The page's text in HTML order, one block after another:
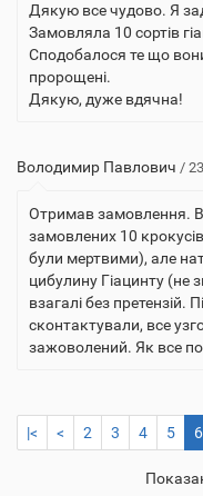
Дякую все чудово. Я
Замовляла 10 сортів
Сподобалося те що
пророщені.
Дякую, дуже вдячна!
Володимир Павлович /
Отримав замовлення.
замовлених 10
були мертвими), але
цибулину Гіацинту (не
взагалі без претензій.
сконтактували, все
зажоволений. Як все
|< < 2 3 4 5 6